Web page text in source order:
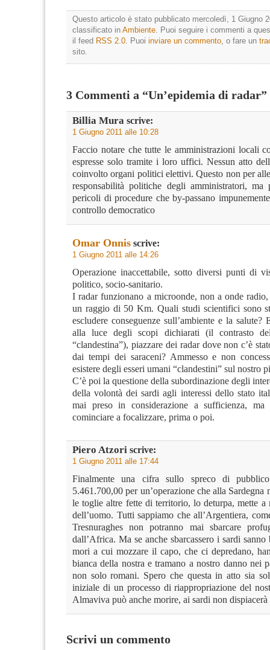
Questo articolo è stato pubblicato mercoledì, 1 Giugno
classificato in Ambiente . Puoi seguire i commenti a
il feed RSS 2.0 . Puoi inviare un commento , o fare un
sito.
3 Commenti a “Un’epidemia di radar”
Billia Mura scrive:
1 Giugno 2011 alle 10:28
Faccio notare che tutte le amministrazioni locali
espresse solo tramite i loro uffici. Nessun atto
coinvolto organi politici elettivi. Questo non per
responsabilità politiche degli amministratori, ma
pericoli di procedure che by-passano
controllo democratico
Omar Onnis scrive:
1 Giugno 2011 alle 14:26
Operazione inaccettabile, sotto diversi punti di
politico, socio-sanitario.
I radar funzionano a microonde, non a onde
un raggio di 50 Km. Quali studi scientifici sono
escludere conseguenze sull’ambiente e la salute?
alla luce degli scopi dichiarati (il contrasto
“clandestina”), piazzare dei radar dove non c’è
dai tempi dei saraceni? Ammesso e non
esistere degli esseri umani “clandestini” sul nostro
C’è poi la questione della subordinazione degli
della volontà dei sardi agli interessi dello stato
mai preso in considerazione a sufficienza, ma
cominciare a focalizzare, prima o poi.
Piero Atzori scrive:
1 Giugno 2011 alle 17:44
Finalmente una cifra sullo spreco di
5.461.700,00 per un’operazione che alla Sardegna
le toglie altre fette di territorio, lo deturpa, mette a
dell’uomo. Tutti sappiamo che all’Argentiera,
Tresnuraghes non potranno mai sbarcare
dall’Africa. Ma se anche sbarcassero i sardi
mori a cui mozzare il capo, che ci depredano,
bianca della nostra e tramano a nostro danno nei
non solo romani. Spero che questa in atto sia
iniziale di un processo di riappropriazione del
Almaviva può anche morire, ai sardi non
Scrivi un commento